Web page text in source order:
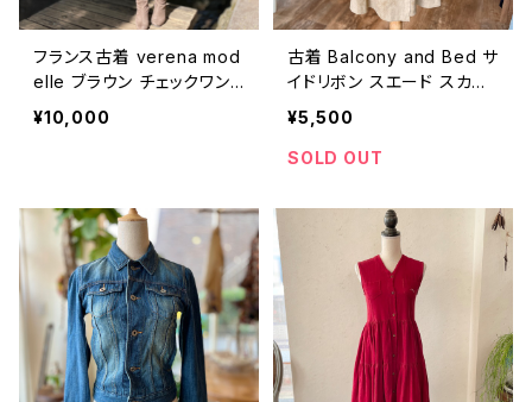
フランス古着 verena mod
elle ブラウン チェックワン
ピース
¥10,000
古着 Balcony and Bed サ
イドリボン スエード スカー
ト
¥5,500
SOLD OUT